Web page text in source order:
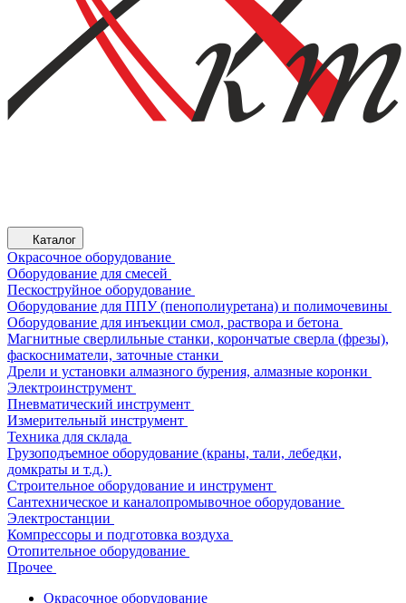
Каталог
Окрасочное оборудование
Оборудование для смесей
Пескоструйное оборудование
Оборудование для ППУ (пенополиуретана) и полимочевины
Оборудование для инъекции смол, раствора и бетона
Магнитные сверлильные станки, корончатые сверла (фрезы),
фаскосниматели, заточные станки
Дрели и установки алмазного бурения, алмазные коронки
Электроинструмент
Пневматический инструмент
Измерительный инструмент
Техника для склада
Грузоподъемное оборудование (краны, тали, лебедки,
домкраты и т.д.)
Строительное оборудование и инструмент
Сантехническое и каналопромывочное оборудование
Электростанции
Компрессоры и подготовка воздуха
Отопительное оборудование
Прочее
Окрасочное оборудование